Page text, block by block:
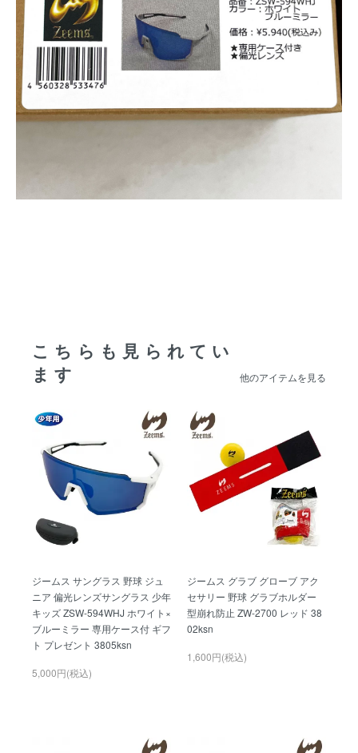
こちらも見られてい
ます
他のアイテムを見る
ジームス サングラス 野球 ジュ
ニア 偏光レンズサングラス 少年
キッズ ZSW-594WHJ ホワイト×
ブルーミラー 専用ケース付 ギフ
ト プレゼント 3805ksn
5,000円(税込)
ジームス グラブ グローブ アク
セサリー 野球 グラブホルダー
型崩れ防止 ZW-2700 レッド 38
02ksn
1,600円(税込)